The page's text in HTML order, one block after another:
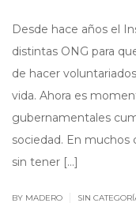
Desde hace años el
distintas ONG para
de hacer
vida. Ahora es
gubernamentales
sociedad. En muchos
sin tener […]
BY MADERO SIN